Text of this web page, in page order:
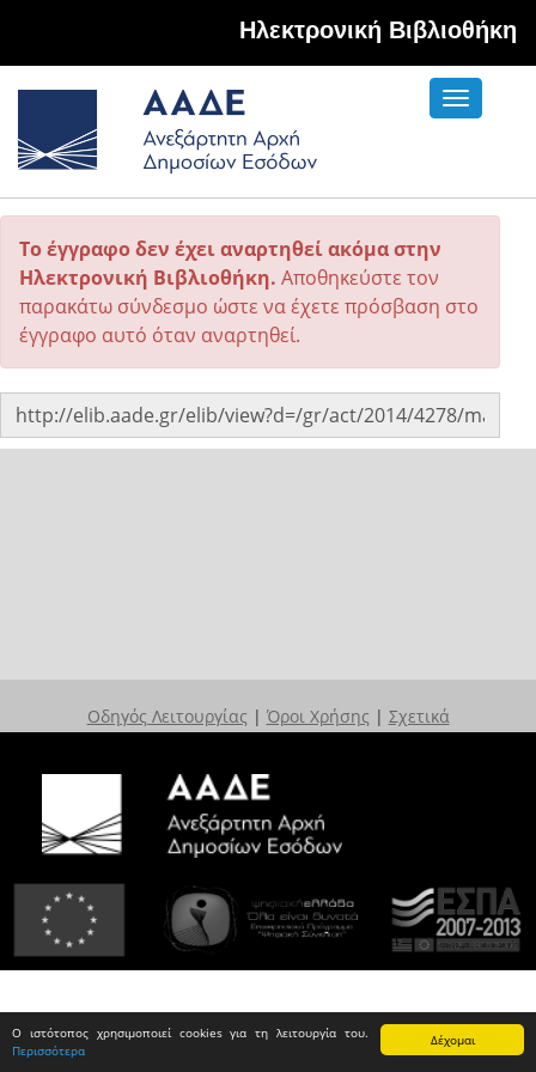
Δέχομαι
Ο ιστότοπος χρησιμοποιεί cookies για τη λειτουργία του.
Περισσότερα
Hλεκτρονική Βιβλιοθήκη
Toggle
Το έγγραφο δεν έχει αναρτηθεί ακόμα στην
Ηλεκτρονική Βιβλιοθήκη. Αποθηκεύστε τον
παρακάτω σύνδεσμο ώστε να έχετε πρόσβαση στο
έγγραφο αυτό όταν αναρτηθεί.
Οδηγός Λειτουργίας | Όροι Χρήσης | Σχετικά